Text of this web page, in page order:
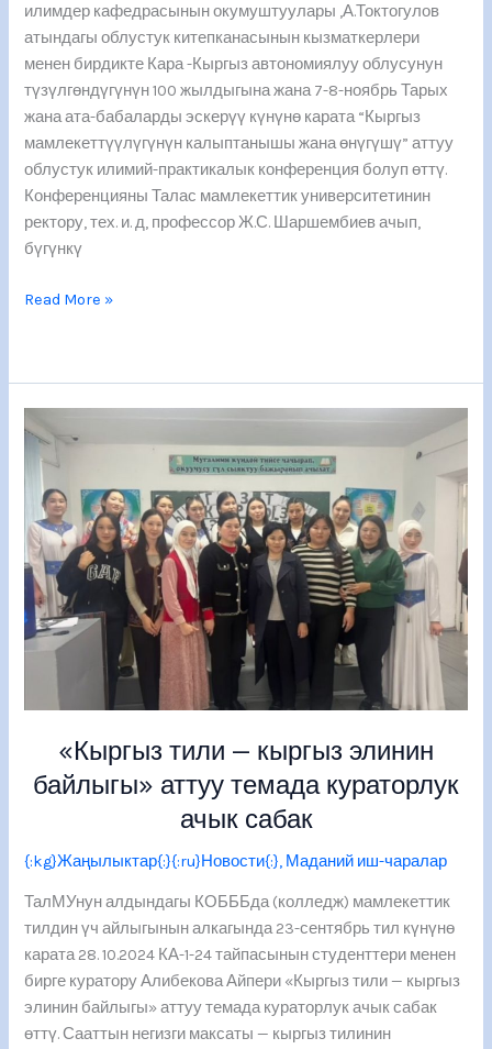
илимдер кафедрасынын окумуштуулары ,А.Токтогулов
атындагы облустук китепканасынын кызматкерлери
менен бирдикте Кара -Кыргыз автономиялуу облусунун
түзүлгөндүгүнүн 100 жылдыгына жана 7-8-ноябрь Тарых
жана ата-бабаларды эскерүү күнүнө карата “Кыргыз
мамлекеттүүлүгүнүн калыптанышы жана өнүгүшү” аттуу
облустук илимий-практикалык конференция болуп өттү.
Конференцияны Талас мамлекеттик университетинин
ректору, тех. и. д, профессор Ж.С. Шаршембиев ачып,
бүгүнкү
Read More »
«Кыргыз тили — кыргыз элинин
байлыгы» аттуу темада кураторлук
ачык сабак
{:kg}Жаңылыктар{:}{:ru}Новости{:}, Маданий иш-чаралар
ТалМУнун алдындагы КОБББда (колледж) мамлекеттик
тилдин үч айлыгынын алкагында 23-сентябрь тил күнүнө
карата 28. 10.2024 КА-1-24 тайпасынын студенттери менен
бирге куратору Алибекова Айпери «Кыргыз тили — кыргыз
элинин байлыгы» аттуу темада кураторлук ачык сабак
өттү. Сааттын негизги максаты — кыргыз тилинин
тили
кыргыз
элинин
байлыгы»
аттуу
темада
кураторлук
ачык